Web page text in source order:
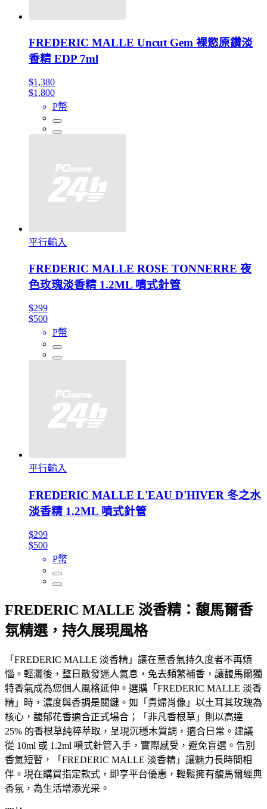
FREDERIC MALLE Uncut Gem 裸慾原鑽淡
香精 EDP 7ml
$1,380
$1,800
P幣
平行輸入
FREDERIC MALLE ROSE TONNERRE 夜
色玫瑰淡香精 1.2ML 噴式針管
$299
$500
P幣
平行輸入
FREDERIC MALLE L'EAU D'HIVER 冬之水
淡香精 1.2ML 噴式針管
$299
$500
P幣
FREDERIC MALLE 淡香精：馥馬爾香
氛精選，持久展現風格
「FREDERIC MALLE 淡香精」讓在意香氣持久度者不再煩
惱。輕灑後，整日散發迷人氣息，免去頻繁補香，讓馥馬爾獨
特香氣成為您個人風格延伸。選購「FREDERIC MALLE 淡香
精」時，濃度與香調是關鍵。如「貴婦肖像」以土耳其玫瑰為
核心，馥郁花香適合正式場合；「非凡香根草」則以高達
25% 的香根草純粹萃取，呈現沉穩木質調，適合日常。建議
從 10ml 或 1.2ml 噴式針管入手，實際感受，避免盲選。告別
香氣短暫，「FREDERIC MALLE 淡香精」讓魅力長時間相
伴。現在購買指定款式，即享平台優惠，輕鬆擁有馥馬爾經典
香氛，為生活增添光采。